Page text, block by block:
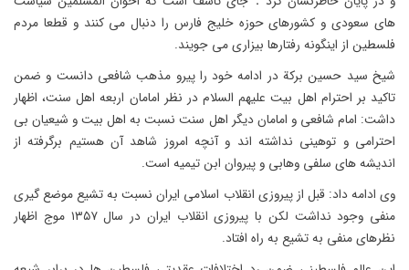
های سعودی و کشورهای حوزه خلیج فارس را دنبال می کنند و قطعا مردم
فلسطین از اینگونه رفتارها بیزاری می جویند.
شیخ سید حسین برکة در ادامه خود را پیرو مذهب شافعی دانست و ضمن
تاکید بر احترام اهل بیت علیهم السلام در نظر امامان اربعه اهل سنت، اظهار
داشت: امام شافعی و امامان دیگر اهل سنت نسبت به اهل بیت و شیعیان بی
احترامی و توهینی نداشته اند و آنچه امروز شاهد آن هستیم برگرفته از
اندیشه های سلفی وهابی و پیروان ابن تیمیه است.
وی ادامه داد: قبل از پیروزی انقلاب اسلامی ایران نسبت به تشیع موضع گیری
منفی وجود نداشت لکن با پیروزی انقلاب ایران در سال ۱۳۵۷ موج اظهار
نظرهای منفی به تشیع به راه افتاد.